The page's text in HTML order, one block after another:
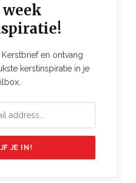
en ontvang
kerstinspiratie in je